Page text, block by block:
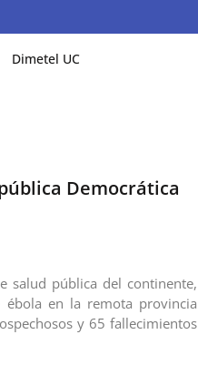
Dimetel UC
Democrática
salud pública del continente,
en la remota provincia
y 65 fallecimientos